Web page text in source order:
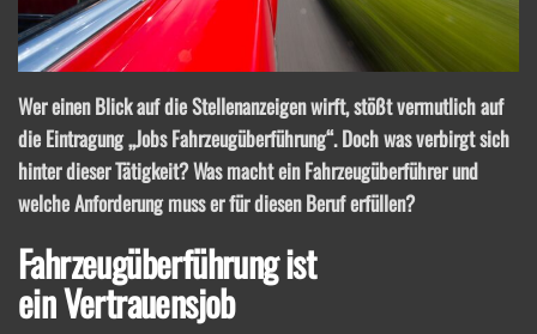
Wer einen Blick auf die Stellenanzeigen wirft, stößt vermutlich auf
die Eintragung „Jobs Fahrzeugüberführung“. Doch was verbirgt sich
hinter dieser Tätigkeit? Was macht ein Fahrzeugüberführer und
welche Anforderung muss er für diesen Beruf erfüllen?
Fahrzeugüberführung ist
ein Vertrauensjob